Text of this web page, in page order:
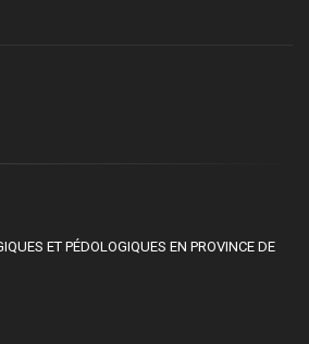
ET PÉDOLOGIQUES EN PROVINCE DE